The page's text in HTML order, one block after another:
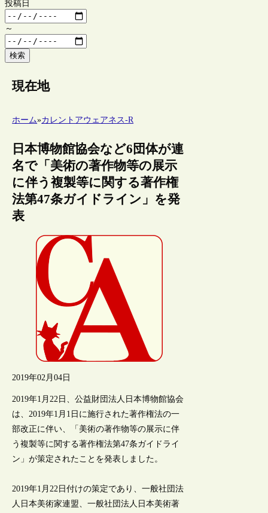
投稿日
～
検索
現在地
ホーム»カレントアウェアネス-R
日本博物館協会など6団体が連
名で「美術の著作物等の展示
に伴う複製等に関する著作権
法第47条ガイドライン」を発
表
2019年02月04日
2019年1月22日、公益財団法人日本博物館協会
は、2019年1月1日に施行された著作権法の一
部改正に伴い、「美術の著作物等の展示に伴
う複製等に関する著作権法第47条ガイドライ
ン」が策定されたことを発表しました。
2019年1月22日付けの策定であり、一般社団法
人日本美術家連盟、一般社団法人日本美術著